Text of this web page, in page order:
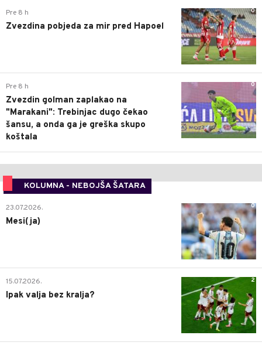
0
Pre 8 h
Zvezdina pobjeda za mir pred Hapoel
0
Pre 8 h
Zvezdin golman zaplakao na
"Marakani": Trebinjac dugo čekao
šansu, a onda ga je greška skupo
koštala
KOLUMNA - NEBOJŠA ŠATARA
0
23.07.2026.
Mesi(ja)
2
15.07.2026.
Ipak valja bez kralja?